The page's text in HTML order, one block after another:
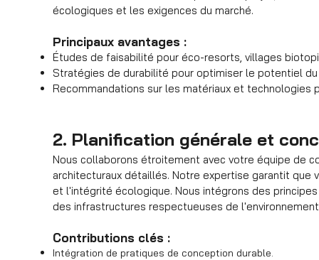
écologiques et les exigences du marché.
Principaux avantages :
Études de faisabilité pour éco-resorts, villages
Stratégies de durabilité pour optimiser le potentiel
Recommandations sur les matériaux et technologies
2. Planification générale et
Nous collaborons étroitement avec votre équipe de
architecturaux détaillés. Notre expertise garantit
et l'intégrité écologique. Nous intégrons des
des infrastructures respectueuses de
Contributions clés :
Intégration de pratiques de conception durable.